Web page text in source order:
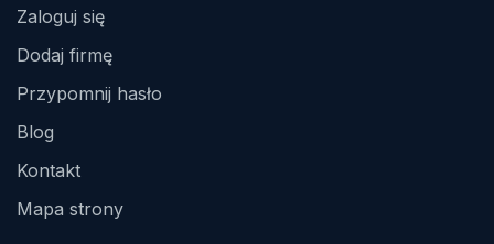
Zaloguj się
Dodaj firmę
Przypomnij hasło
Blog
Kontakt
Mapa strony